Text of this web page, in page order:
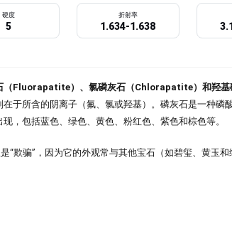
硬度
5
折射率
1.634-1.638
（Fluorapatite）、氯磷灰石（Chlorapatite）和羟基
在于所含的阴离子（氟、氯或羟基）。磷灰石是一种磷
，包括蓝色、绿色、黄色、粉红色、紫色和棕色等。
是“欺骗”，因为它的外观常与其他宝石（如碧玺、黄玉和